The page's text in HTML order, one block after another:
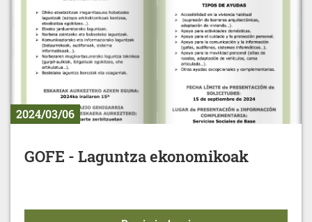
2024/03/06
GOFE - Laguntza ekonomikoak